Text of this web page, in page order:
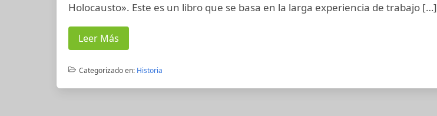
Holocausto». Este es un libro que se basa en la larga experiencia de trabajo […]
Leer Más
Categorizado en: Historia